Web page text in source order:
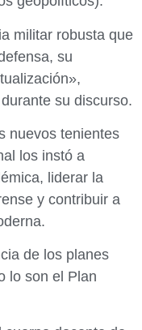
militar robusta que
su
su discurso.
nuevos tenientes
los instó a
liderar la
y contribuir a
de los planes
lo son el Plan